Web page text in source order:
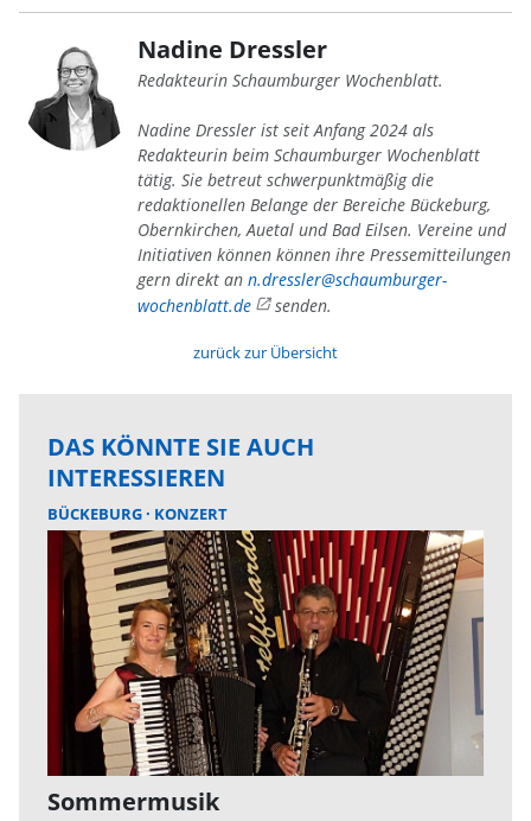
Nadine Dressler
Redakteurin Schaumburger Wochenblatt.
Nadine Dressler ist seit Anfang 2024 als
Redakteurin beim Schaumburger Wochenblatt
tätig. Sie betreut schwerpunktmäßig die
redaktionellen Belange der Bereiche Bückeburg,
Obernkirchen, Auetal und Bad Eilsen. Vereine und
Initiativen können können ihre Pressemitteilungen
gern direkt an n.dressler@schaumburger-
wochenblatt.de
senden.
zurück zur Übersicht
DAS KÖNNTE SIE AUCH
INTERESSIEREN
BÜCKEBURG KONZERT
Sommermusik